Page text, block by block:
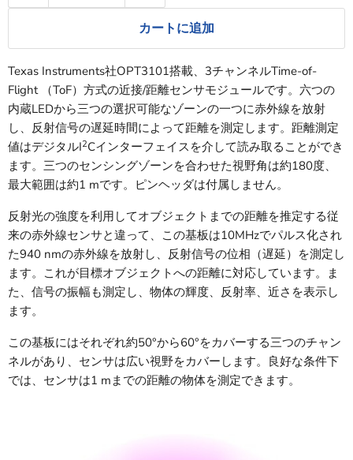
カートに追加
Texas Instruments社OPT3101搭載、3チャンネルTime-of-
Flight （ToF）方式の近接/距離センサモジュールです。六つの
内蔵LEDから三つの選択可能なゾーンの一つに赤外線を放射
し、反射信号の遅延時間によって距離を測定します。距離測定
値はデジタルI2Cインターフェイスを介して読み取ることができ
ます。三つのセンシングゾーンを合わせた視野角は約180度、
最大範囲は約1 mです。ピンヘッダは付属しません。
反射光の強度を利用してオブジェクトまでの距離を推定する従
来の赤外線センサと違って、この基板は10MHzでパルス化され
た940 nmの赤外線を放射し、反射信号の位相（遅延）を測定し
ます。これが目標オブジェクトへの距離に対応しています。ま
た、信号の振幅も測定し、物体の輝度、反射率、近さを表示し
ます。
この基板にはそれぞれ約50°から60°をカバーする三つのチャン
ネルがあり、センサは広い視野をカバーします。良好な条件下
では、センサは1 mまでの距離の物体を測定できます。